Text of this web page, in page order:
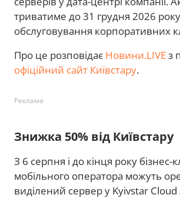
триватиме до 31 грудня 2026
обслуговування корпоративних
Про це розповідає Новини.LIVEз
офіційний сайт Київстару.
Реклама
Знижка 50% від Київстару
З 6 серпня і до кінця року бізнес-
мобільного оператора можуть
виділений сервер у Kyivstar Cloud